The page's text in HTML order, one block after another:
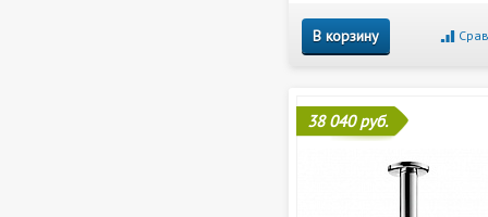
В корзину
38 040 руб.